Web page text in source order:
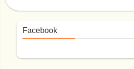
Facebook